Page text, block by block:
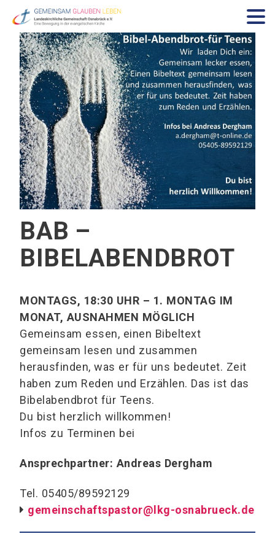
BAB –
BIBELABENDBROT
MONTAGS, 18:30 UHR – 1. MONTAG IM
MONAT, AUSNAHMEN MÖGLICH
Gemeinsam essen, einen Bibeltext
gemeinsam lesen und zusammen
herausfinden, was er für uns bedeutet. Zeit
haben zum Reden und Erzählen. Das ist das
Bibelabendbrot für Teens.
Du bist herzlich willkommen!
Infos zu Terminen bei
Ansprechpartner: Andreas Dergham
Tel. 05405/89592129
 gemeinschaftspastor@lkg-osnabrueck.de